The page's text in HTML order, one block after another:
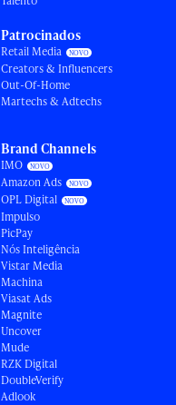
Patrocinados
Retail Media
Creators & Influencers
Out-Of-Home
Martechs & Adtechs
Brand Channels
IMO
Amazon Ads
OPL Digital
Impulso
PicPay
Nós Inteligência
Vistar Media
Machina
Viasat Ads
Magnite
Uncover
Mude
RZK Digital
DoubleVerify
Adlook